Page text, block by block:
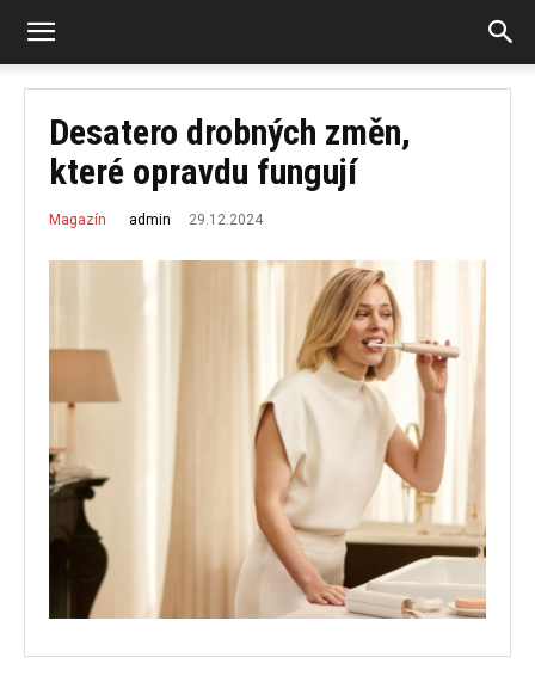
Desatero drobných změn,
které opravdu fungují
Magazín admin 29.12.2024